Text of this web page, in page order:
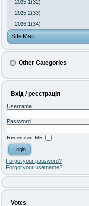
2025 1(32)
2025 2(33)
2026 1(34)
Site Map
Other Categories
Вхід / реєстрація
Username
Password
Remember Me
Forgot your password?
Forgot your username?
Votes